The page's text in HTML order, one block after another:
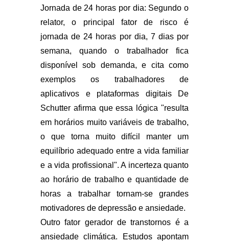
Jornada de 24 horas por dia: Segundo o
relator, o principal fator de risco é
jornada de 24 horas por dia, 7 dias por
semana, quando o trabalhador fica
disponível sob demanda, e cita como
exemplos os trabalhadores de
aplicativos e plataformas digitais De
Schutter afirma que essa lógica "resulta
em horários muito variáveis de trabalho,
o que torna muito difícil manter um
equilíbrio adequado entre a vida familiar
e a vida profissional". A incerteza quanto
ao horário de trabalho e quantidade de
horas a trabalhar tornam-se grandes
motivadores de depressão e ansiedade.
Outro fator gerador de transtornos é a
ansiedade climática. Estudos apontam